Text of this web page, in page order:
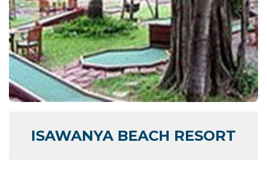
ISAWANYA BEACH RESORT